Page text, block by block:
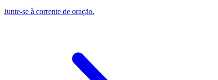
Junte-se à corrente de oração.